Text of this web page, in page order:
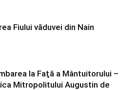
Fiului văduvei din Nain
la Faţă a Mântuitorului –
Mitropolitului Augustin de